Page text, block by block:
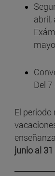
abril,
Del
El
junio al